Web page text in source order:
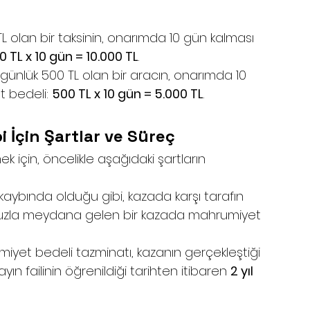
olan bir taksinin, onarımda 10 gün kalması
TL x 10 gün = 10.000 TL.
500 TL olan bir aracın, onarımda 10
bedeli: 500 TL x 10 gün = 5.000 TL.
İçin Şartlar ve Süreç
öncelikle aşağıdaki şartların
olduğu gibi, kazada karşı tarafın
meydana gelen bir kazada mahrumiyet
bedeli tazminatı, kazanın gerçekleştiği
failinin öğrenildiği tarihten itibaren 2 yıl